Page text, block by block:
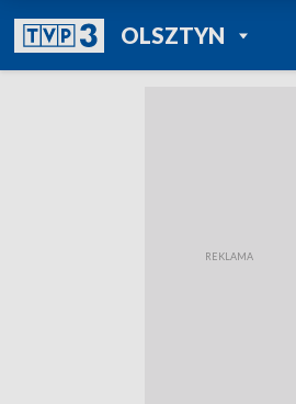
OLSZTYNPOWRÓT DO
TVP REGIONY